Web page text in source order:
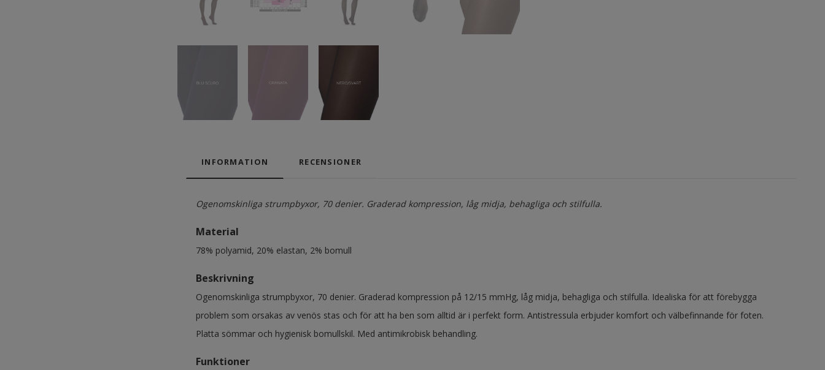
INFORMATION RECENSIONER
Ogenomskinliga strumpbyxor, 70 denier. Graderad kompression, låg midja, behagliga och stilfulla.
Material
78% polyamid, 20% elastan, 2% bomull
Beskrivning
Ogenomskinliga strumpbyxor, 70 denier. Graderad kompression på 12/15 mmHg, låg midja, behagliga och stilfulla. Idealiska för att förebygga
problem som orsakas av venös stas och för att ha ben som alltid är i perfekt form. Antistressula erbjuder komfort och välbefinnande för foten.
Platta sömmar och hygienisk bomullskil. Med antimikrobisk behandling.
Funktioner